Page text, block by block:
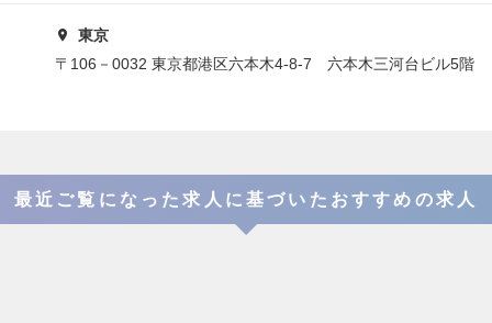
東京
〒106－0032 東京都港区六本木4-8-7 六本木三河台ビル5階
最近ご覧になった求人に基づいたおすすめの求人